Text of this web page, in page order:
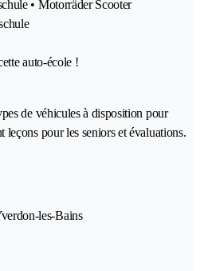
• Motorräder Scooter
auto-école !
de véhicules à disposition pour
leçons pour les seniors et évaluations.
les-Bains